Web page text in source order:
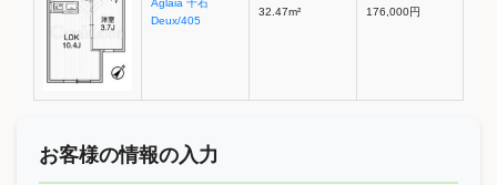
Deux/405
32.47m² 176,000円
お客様の情報の入力